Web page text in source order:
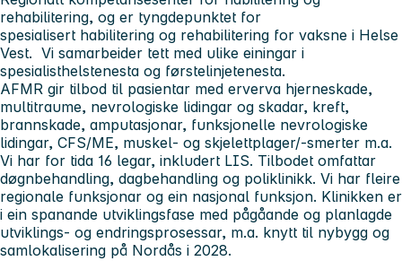
rehabilitering, og er tyngdepunktet for
spesialisert habilitering og rehabilitering for vaksne i Helse
Vest. Vi samarbeider tett med ulike einingar i
spesialisthelstenesta og førstelinjetenesta.
AFMR gir tilbod til pasientar med erverva hjerneskade,
multitraume, nevrologiske lidingar og skadar, kreft,
brannskade, amputasjonar, funksjonelle nevrologiske
lidingar, CFS/ME, muskel- og skjelettplager/-smerter m.a.
Vi har for tida 16 legar, inkludert LIS. Tilbodet omfattar
døgnbehandling, dagbehandling og poliklinikk. Vi har fleire
regionale funksjonar og ein nasjonal funksjon. Klinikken er
i ein spanande utviklingsfase med pågåande og planlagde
utviklings- og endringsprosessar, m.a. knytt til nybygg og
samlokalisering på Nordås i 2028.